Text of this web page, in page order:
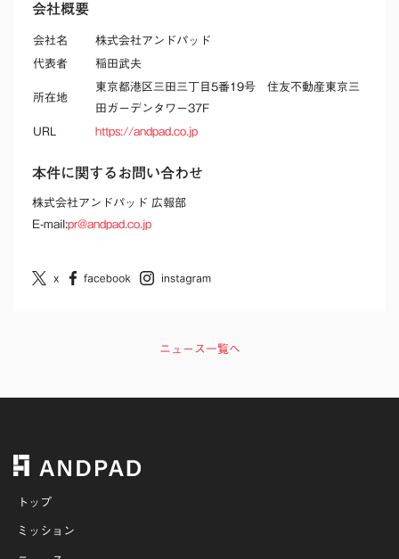
会社概要
会社名
株式会社アンドパッド
代表者
稲田武夫
所在地
東京都港区三田三丁目5番19号 住友不動産東京三
田ガーデンタワー37F
URL
https://andpad.co.jp
本件に関するお問い合わせ
株式会社アンドパッド 広報部
E-mail:pr@andpad.co.jp
ニュース一覧へ
トップ
ミッション